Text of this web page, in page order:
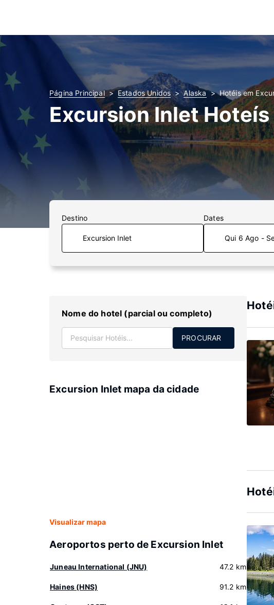
Página Principal Estados Unidos Alaska Hotéis em
Excursion Inlet Hoteís
Destino Dates
Qui 6 Ago -
Nome do hotel (parcial ou completo)
PROCURAR
Excursion Inlet mapa da cidade
Visualizar mapa
Aeroportos perto de Excursion Inlet
Juneau International (JNU) 47.2 km
Haines (HNS) 91.2 km